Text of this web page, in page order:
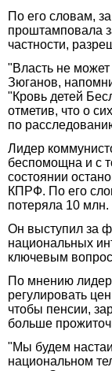
По его словам,
проштамповала
частности,
"Власть не может
Зюганов,
"Кровь детей
отметив, что о
по
Лидер
беспомощна и с
состоянии
КПРФ. По его
потеряла 10 млн.
Он выступил за
национальных
ключевым
По мнению
регулировать
чтобы пенсии,
больше
"Мы будем
национальном